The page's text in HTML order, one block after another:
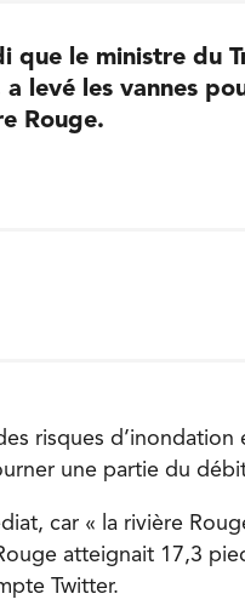
que le ministre du
levé les vannes
Rouge.
risques d’inondation
une partie du
car « la rivière
atteignait 17,3
Twitter.